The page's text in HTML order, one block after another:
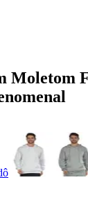
Moletom